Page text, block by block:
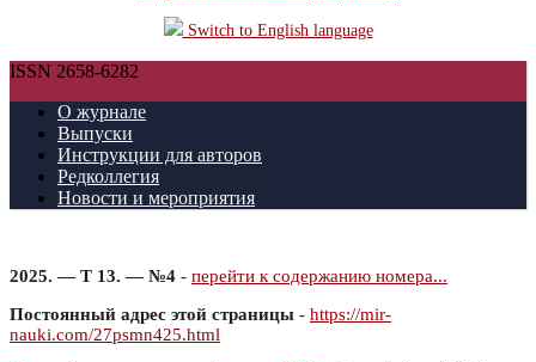
Switch to English language
ISSN 2658-6282
О журнале
Выпуски
Инструкции для авторов
Редколлегия
Новости и мероприятия
2025. — Т 13. — №4 - перейти к содержанию номера...
Постоянный адрес этой страницы - https://mir-
nauki.com/27psmn425.html